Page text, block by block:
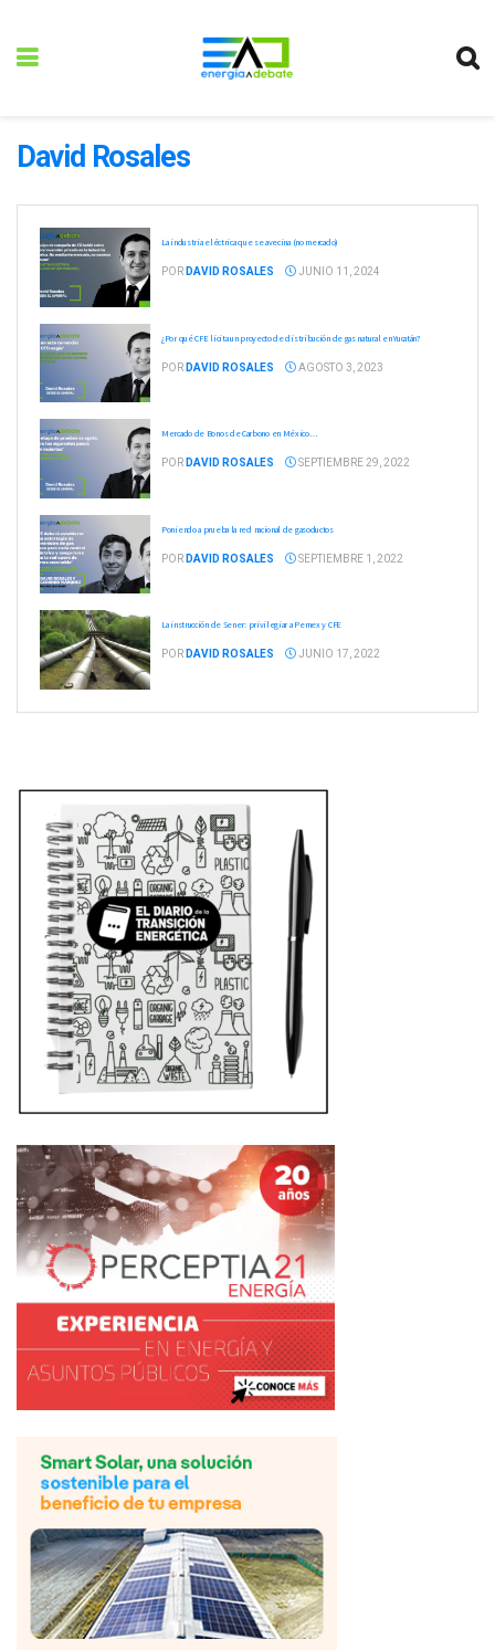
David Rosales
La industria eléctrica que se avecina (no mercado)
POR DAVID ROSALES JUNIO 11, 2024
¿Por qué CFE licita un proyecto de distribución de gas natural en Yucatán?
POR DAVID ROSALES AGOSTO 3, 2023
Mercado de Bonos de Carbono en México…
POR DAVID ROSALES SEPTIEMBRE 29, 2022
Poniendo a prueba la red nacional de gasoductos
POR DAVID ROSALES SEPTIEMBRE 1, 2022
La instrucción de Sener: privilegiar a Pemex y CFE
POR DAVID ROSALES JUNIO 17, 2022